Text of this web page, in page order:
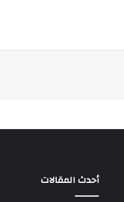
أحدث المقالات